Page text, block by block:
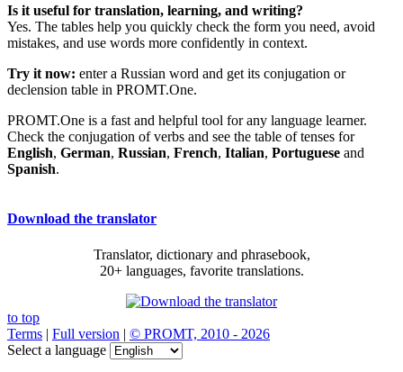
Is it useful for translation, learning, and writing?
Yes. The tables help you quickly check the form you need, avoid
mistakes, and use words more confidently in context.
Try it now: enter a Russian word and get its conjugation or
declension table in PROMT.One.
PROMT.One is a fast and helpful tool for any language learner.
Check the conjugation of verbs and see the table of tenses for
English, German, Russian, French, Italian, Portuguese and
Spanish.
Download the translator
Translator, dictionary and phrasebook,
20+ languages, favorite translations.
to top
Terms | Full version | © PROMT, 2010 - 2026
Select a language